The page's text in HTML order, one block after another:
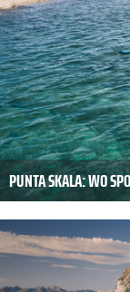
PUNTA SKALA: WO